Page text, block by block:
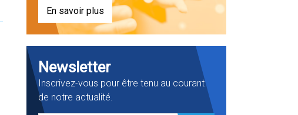
En savoir plus
Newsletter
Inscrivez-vous pour être tenu au courant
de notre actualité.